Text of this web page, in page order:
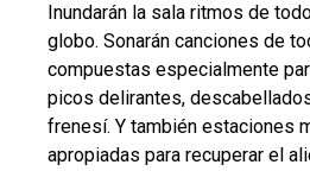
Inundarán la sala ritmos de
globo. Sonarán canciones de
compuestas especialmente
picos delirantes,
frenesí. Y también estaciones
apropiadas para recuperar el